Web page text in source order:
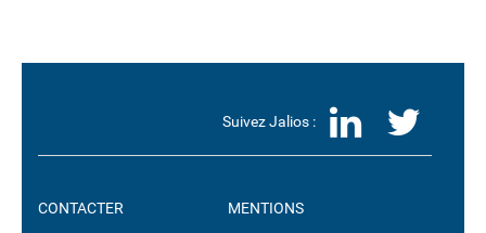
Suivez Jalios :
CONTACTER
MENTIONS